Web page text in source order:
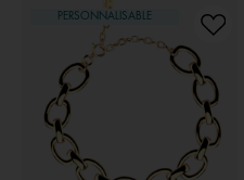
PERSONNALISABLE